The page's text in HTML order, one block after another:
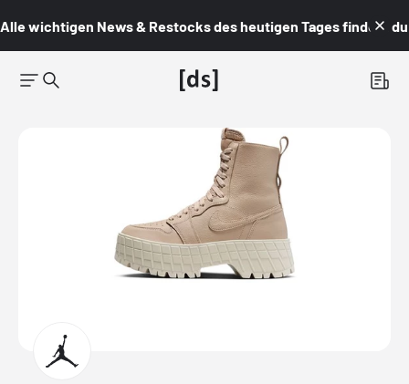
Alle wichtigen News & Restocks des heutigen Tages findest du